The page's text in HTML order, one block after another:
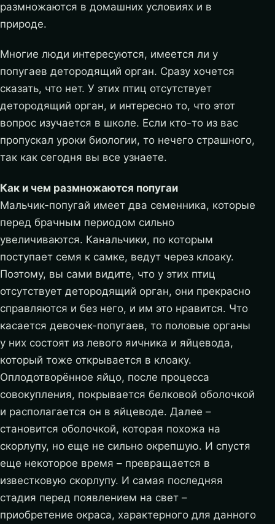
размножаются в домашних условиях и в
природе.
Многие люди интересуются, имеется ли у
попугаев детородящий орган. Сразу хочется
сказать, что нет. У этих птиц отсутствует
детородящий орган, и интересно то, что этот
вопрос изучается в школе. Если кто-то из вас
пропускал уроки биологии, то нечего страшного,
так как сегодня вы все узнаете.
Как и чем размножаются попугаи
Мальчик-попугай имеет два семенника, которые
перед брачным периодом сильно
увеличиваются. Канальчики, по которым
поступает семя к самке, ведут через клоаку.
Поэтому, вы сами видите, что у этих птиц
отсутствует детородящий орган, они прекрасно
справляются и без него, и им это нравится. Что
касается девочек-попугаев, то половые органы
у них состоят из левого яичника и яйцевода,
который тоже открывается в клоаку.
Оплодотворённое яйцо, после процесса
совокупления, покрывается белковой оболочкой
и располагается он в яйцеводе. Далее –
становится оболочкой, которая похожа на
скорлупу, но еще не сильно окрепшую. И спустя
еще некоторое время – превращается в
известковую скорлупу. И самая последняя
стадия перед появлением на свет –
приобретение окраса, характерного для данного